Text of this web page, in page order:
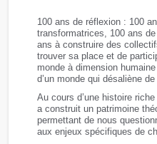
100 ans de réflexion : 100
transformatrices, 100 ans
ans à construire des
trouver sa place et de
monde à dimension
d’un monde qui désaliène
Au cours d’une histoire
a construit un patrimoine
permettant de nous
aux enjeux spécifiques de